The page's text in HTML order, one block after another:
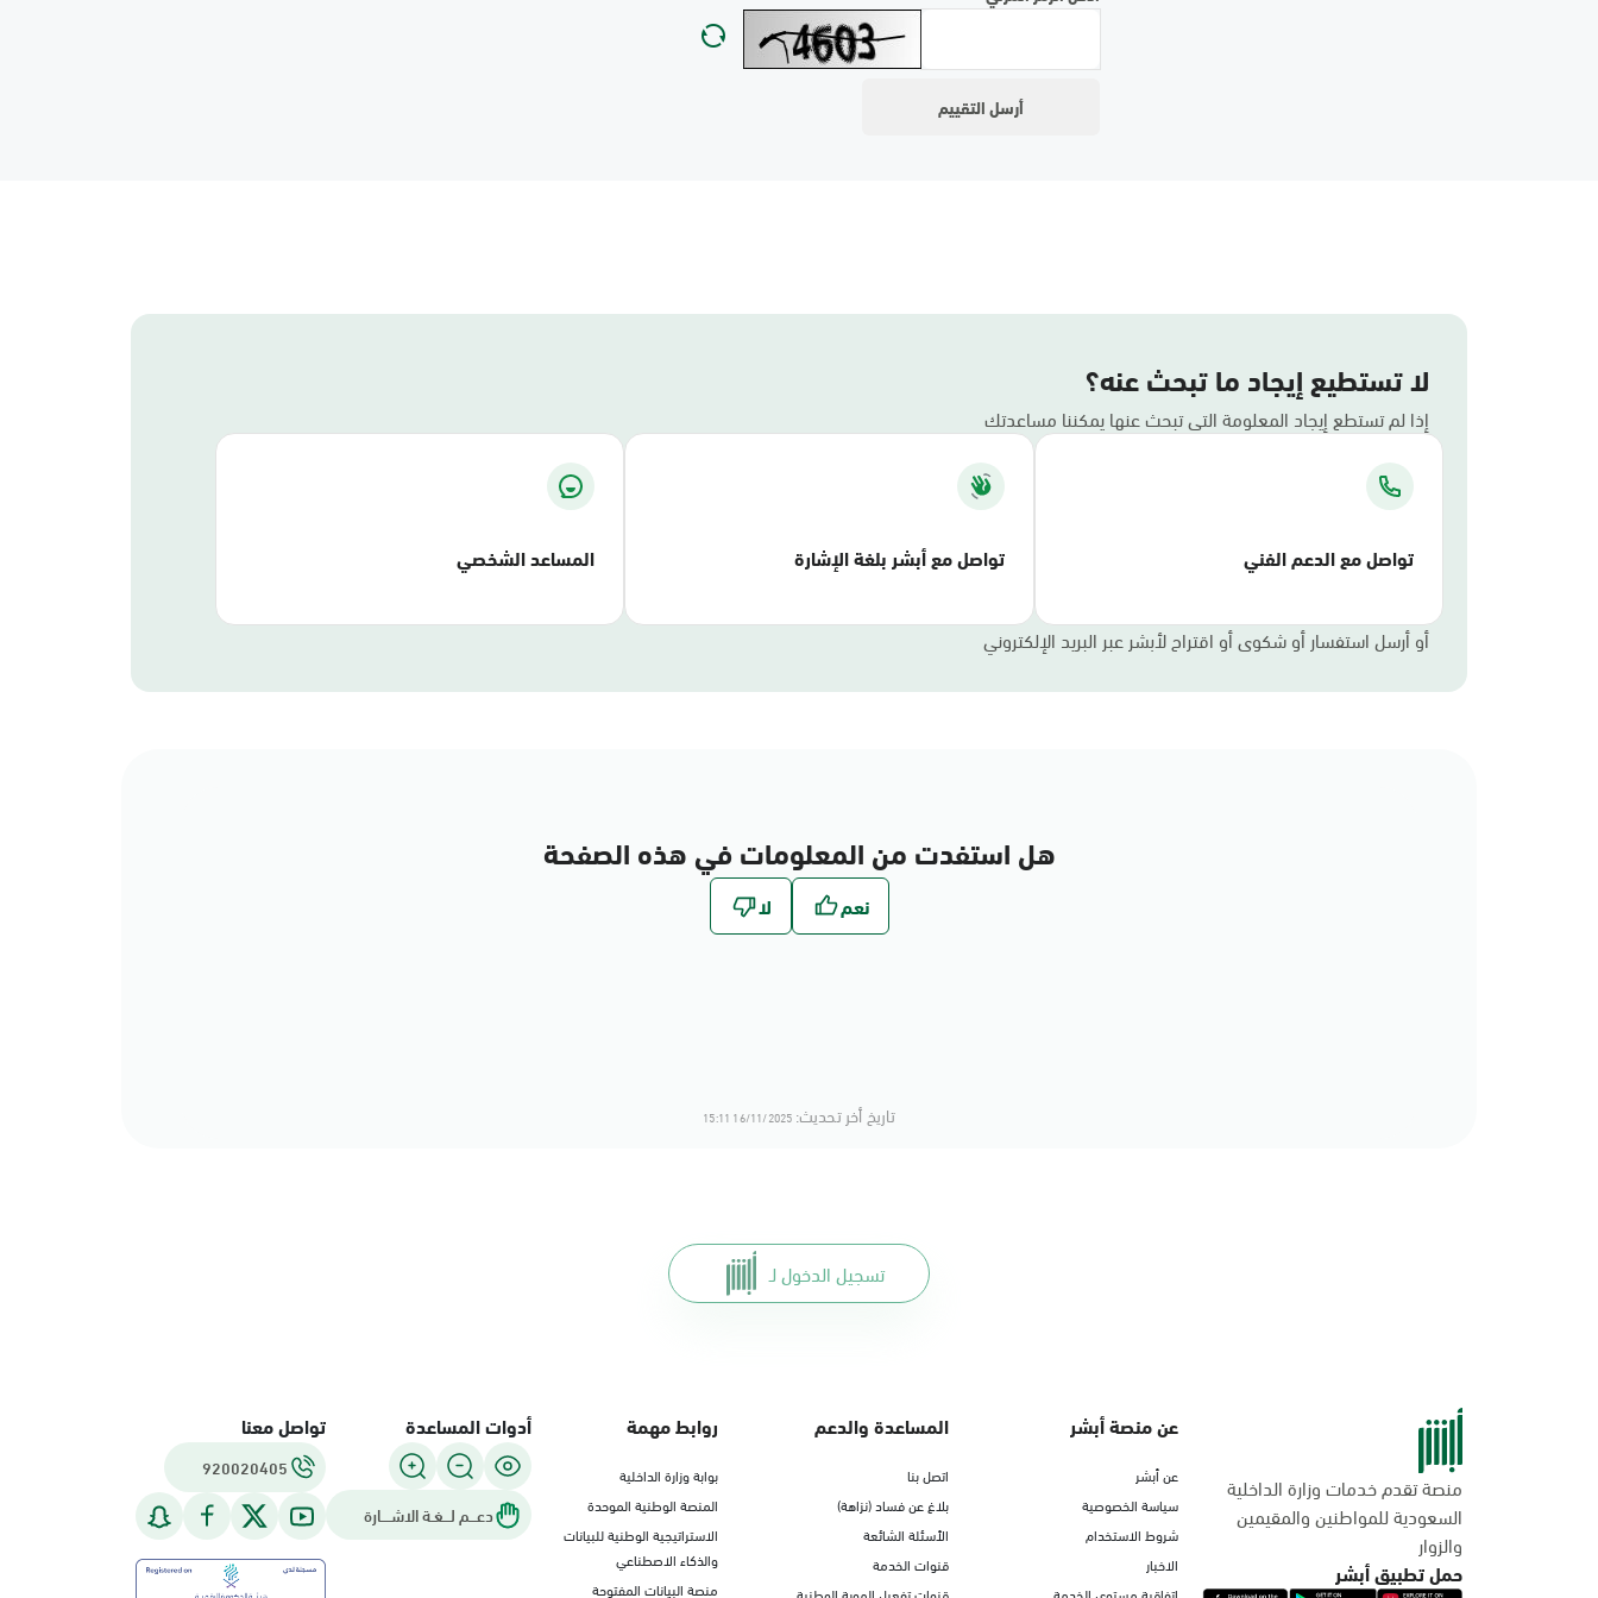
لا تستطيع إيجاد ما تبحث عنه؟
إذا لم تستطع إيجاد المعلومة التي تبحث عنها يمكننا مساعدتك
تواصل مع الدعم الفني تواصل مع أبشر بلغة الإشارة المساعد الشخصي
أو أرسل استفسار أو شكوى أو اقتراح لأبشر عبر البريد الإلكتروني
هل استفدت من المعلومات في هذه الصفحة
تاريخ أخر تحديث: 16/11/2025 15:11
تسجيل الدخول لـ
منصة تقدم خدمات وزارة الداخلية
السعودية للمواطنين والمقيمين
والزوار
حمل تطبيق أبشر
عن منصة أبشر
عن أبشر
سياسة الخصوصية
شروط الاستخدام
الاخبار
المساعدة والدعم
اتصل بنا
بلاغ عن فساد (نزاهة)
الأسئلة الشائعة
قنوات الخدمة
روابط مهمة
بوابة وزارة الداخلية
المنصة الوطنية الموحدة
الاستراتيجية الوطنية للبيانات
والذكاء الاصطناعي
منصة البيانات المفتوحة
أدوات المساعدة
دعـــم لـــغـة الاشــــارة
تواصل معنا
920020405